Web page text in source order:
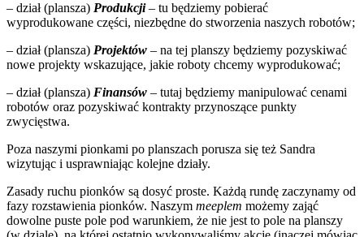
– dział (plansza) Produkcji– tu będziemy pobierać
wyprodukowane części, niezbędne do stworzenia naszych robotów;
– dział (plansza) Projektów – na tej planszy będziemy pozyskiwać
nowe projekty wskazujące, jakie roboty chcemy wyprodukować;
– dział (plansza) Finansów – tutaj będziemy manipulować cenami
robotów oraz pozyskiwać kontrakty przynoszące punkty
zwycięstwa.
Poza naszymi pionkami po planszach porusza się też Sandra
wizytując i usprawniając kolejne działy.
Zasady ruchu pionków są dosyć proste. Każdą rundę zaczynamy od
fazy rozstawienia pionków. Naszym meeplem możemy zająć
dowolne puste pole pod warunkiem, że nie jest to pole na planszy